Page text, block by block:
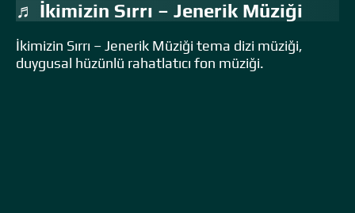
♬ İkimizin Sırrı – Jenerik Müziği
İkimizin Sırrı – Jenerik Müziği tema dizi müziği,
duygusal hüzünlü rahatlatıcı fon müziği.